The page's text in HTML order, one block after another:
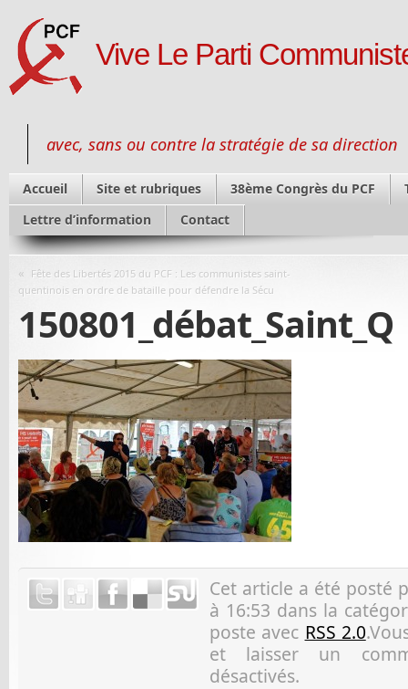
Vive Le Parti
avec, sans ou contre la stratégie de sa direction
Accueil Site et rubriques 38ème Congrès du PCF
Lettre d’information
Contact
« Fête des Libertés 2015 du PCF : Les communistes saint-
quentinois en ordre de bataille pour défendre la Sécu
150801_débat_Saint_Q
Cet article a été posté
à 16:53 dans la
poste avec RSS 2.0
et laisser un
désactivés.